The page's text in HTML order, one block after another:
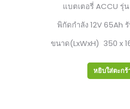
แบตเตอรี่ ACCU รุ่
พิกัดกำลัง 12V 65Ah
ขนาด(LxWxH) 350 x
หยิบใส่ตะกร้